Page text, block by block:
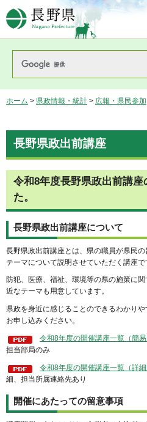
長野県Nagano
ホーム > 県政情報・統計 > 広報・県民参加
長野県政出前講座
令和8年度長野県政出前講
た。
長野県政出前講座について
長野県政出前講座とは、県の職員が県民
テーマについて説明させていただく講座で
防犯、医療、福祉、環境等の県の施策に
近なテーマも用意しています。
県政を身近に感じることのできるわかり
お申し込みください。
令和8年度の開催講座一覧（簡易
担当部局のみ
令和8年度の開催講座一覧（詳
細、担当所属連絡先あり
開催にあたっての留意事項